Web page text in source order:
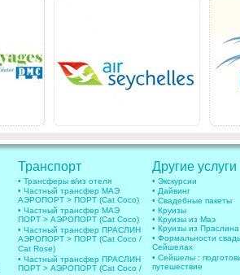
Транспорт
• Трансферы в/из отеля
• Частный трансфер МАЭ
АЭРОПОРТ > ПОРТ (Cat Coco)
• Частный трансфер МАЭ
ПОРТ > АЭРОПОРТ (Cat Coco)
• Частный трансфер ПРАСЛИН
АЭРОПОРТ > ПОРТ (Cat Coco /
Cat Rose)
• Частный трансфер ПРАСЛИН
ПОРТ > АЭРОПОРТ (Cat Coco /
Другие услуги
• Экскурсии
• Дайвинг
• Свадебные пакеты
• Круизы
• Круизы из Маэ
• Круизы из Праслина
• Формальности
Сейшелах
• Сейшелы :
путешествие